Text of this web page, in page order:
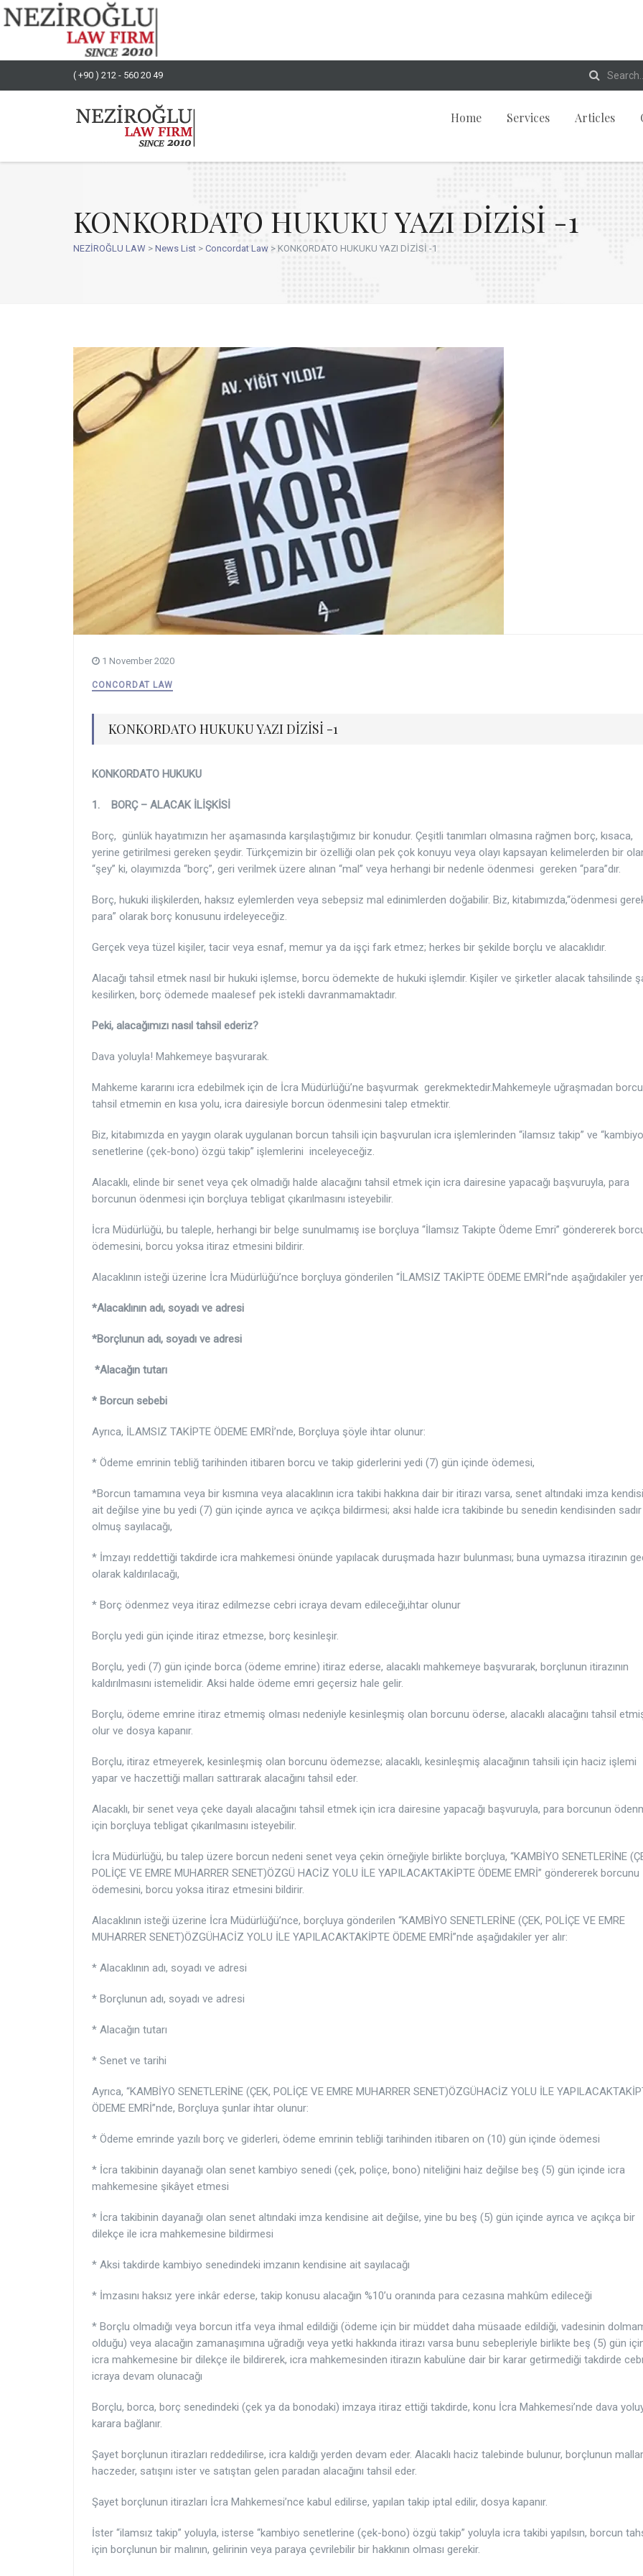
( +90 ) 212 - 560 20 49
Home Services Articles
KONKORDATO HUKUKU YAZI DİZİSİ -1
NEZİROĞLU LAW > News List > Concordat Law > KONKORDATO HUKUKU YAZI DİZİSİ -1
1 November 2020
CONCORDAT LAW
KONKORDATO HUKUKU YAZI DİZİSİ -1
KONKORDATO HUKUKU
1. BORÇ – ALACAK İLİŞKİSİ
Borç, günlük hayatımızın her aşamasında karşılaştığımız bir konudur. Çeşitli tanımları olmasına rağmen borç, kısaca,
yerine getirilmesi gereken şeydir. Türkçemizin bir özelliği olan pek çok konuyu veya olayı kapsayan kelimelerden bir
“şey” ki, olayımızda “borç”, geri verilmek üzere alınan “mal” veya herhangi bir nedenle ödenmesi gereken “para”dır.
Borç, hukuki ilişkilerden, haksız eylemlerden veya sebepsiz mal edinimlerden doğabilir. Biz, kitabımızda,“ödenmesi
para” olarak borç konusunu irdeleyeceğiz.
Gerçek veya tüzel kişiler, tacir veya esnaf, memur ya da işçi fark etmez; herkes bir şekilde borçlu ve alacaklıdır.
Alacağı tahsil etmek nasıl bir hukuki işlemse, borcu ödemekte de hukuki işlemdir. Kişiler ve şirketler alacak tahsilinde
kesilirken, borç ödemede maalesef pek istekli davranmamaktadır.
Peki, alacağımızı nasıl tahsil ederiz?
Dava yoluyla! Mahkemeye başvurarak.
Mahkeme kararını icra edebilmek için de İcra Müdürlüğü’ne başvurmak gerekmektedir.Mahkemeyle uğraşmadan borcu
tahsil etmemin en kısa yolu, icra dairesiyle borcun ödenmesini talep etmektir.
Biz, kitabımızda en yaygın olarak uygulanan borcun tahsili için başvurulan icra işlemlerinden “ilamsız takip” ve “kambiyo
senetlerine (çek-bono) özgü takip” işlemlerini inceleyeceğiz.
Alacaklı, elinde bir senet veya çek olmadığı halde alacağını tahsil etmek için icra dairesine yapacağı başvuruyla, para
borcunun ödenmesi için borçluya tebligat çıkarılmasını isteyebilir.
İcra Müdürlüğü, bu taleple, herhangi bir belge sunulmamış ise borçluya “İlamsız Takipte Ödeme Emri” göndererek
ödemesini, borcu yoksa itiraz etmesini bildirir.
Alacaklının isteği üzerine İcra Müdürlüğü’nce borçluya gönderilen “İLAMSIZ TAKİPTE ÖDEME EMRİ”nde aşağıdakiler yer
*Alacaklının adı, soyadı ve adresi
*Borçlunun adı, soyadı ve adresi
*Alacağın tutarı
* Borcun sebebi
Ayrıca, İLAMSIZ TAKİPTE ÖDEME EMRİ’nde, Borçluya şöyle ihtar olunur:
* Ödeme emrinin tebliğ tarihinden itibaren borcu ve takip giderlerini yedi (7) gün içinde ödemesi,
*Borcun tamamına veya bir kısmına veya alacaklının icra takibi hakkına dair bir itirazı varsa, senet altındaki imza
ait değilse yine bu yedi (7) gün içinde ayrıca ve açıkça bildirmesi; aksi halde icra takibinde bu senedin kendisinden sadır
olmuş sayılacağı,
* İmzayı reddettiği takdirde icra mahkemesi önünde yapılacak duruşmada hazır bulunması; buna uymazsa itirazının
olarak kaldırılacağı,
* Borç ödenmez veya itiraz edilmezse cebri icraya devam edileceği,ihtar olunur
Borçlu yedi gün içinde itiraz etmezse, borç kesinleşir.
Borçlu, yedi (7) gün içinde borca (ödeme emrine) itiraz ederse, alacaklı mahkemeye başvurarak, borçlunun itirazının
kaldırılmasını istemelidir. Aksi halde ödeme emri geçersiz hale gelir.
Borçlu, ödeme emrine itiraz etmemiş olması nedeniyle kesinleşmiş olan borcunu öderse, alacaklı alacağını tahsil
olur ve dosya kapanır.
Borçlu, itiraz etmeyerek, kesinleşmiş olan borcunu ödemezse; alacaklı, kesinleşmiş alacağının tahsili için haciz işlemi
yapar ve haczettiği malları sattırarak alacağını tahsil eder.
Alacaklı, bir senet veya çeke dayalı alacağını tahsil etmek için icra dairesine yapacağı başvuruyla, para borcunun
için borçluya tebligat çıkarılmasını isteyebilir.
İcra Müdürlüğü, bu talep üzere borcun nedeni senet veya çekin örneğiyle birlikte borçluya, “KAMBİYO SENETLERİNE
POLİÇE VE EMRE MUHARRER SENET)ÖZGÜ HACİZ YOLU İLE YAPILACAKTAKİPTE ÖDEME EMRİ” göndererek borcunu
ödemesini, borcu yoksa itiraz etmesini bildirir.
Alacaklının isteği üzerine İcra Müdürlüğü’nce, borçluya gönderilen “KAMBİYO SENETLERİNE (ÇEK, POLİÇE VE EMRE
MUHARRER SENET)ÖZGÜHACİZ YOLU İLE YAPILACAKTAKİPTE ÖDEME EMRİ”nde aşağıdakiler yer alır:
* Alacaklının adı, soyadı ve adresi
* Borçlunun adı, soyadı ve adresi
* Alacağın tutarı
* Senet ve tarihi
Ayrıca, “KAMBİYO SENETLERİNE (ÇEK, POLİÇE VE EMRE MUHARRER SENET)ÖZGÜHACİZ YOLU İLE
ÖDEME EMRİ”nde, Borçluya şunlar ihtar olunur:
* Ödeme emrinde yazılı borç ve giderleri, ödeme emrinin tebliği tarihinden itibaren on (10) gün içinde ödemesi
* İcra takibinin dayanağı olan senet kambiyo senedi (çek, poliçe, bono) niteliğini haiz değilse beş (5) gün içinde icra
mahkemesine şikâyet etmesi
* İcra takibinin dayanağı olan senet altındaki imza kendisine ait değilse, yine bu beş (5) gün içinde ayrıca ve açıkça bir
dilekçe ile icra mahkemesine bildirmesi
* Aksi takdirde kambiyo senedindeki imzanın kendisine ait sayılacağı
* İmzasını haksız yere inkâr ederse, takip konusu alacağın %10’u oranında para cezasına mahkûm edileceği
* Borçlu olmadığı veya borcun itfa veya ihmal edildiği (ödeme için bir müddet daha müsaade edildiği, vadesinin
olduğu) veya alacağın zamanaşımına uğradığı veya yetki hakkında itirazı varsa bunu sebepleriyle birlikte beş (5) gün
icra mahkemesine bir dilekçe ile bildirerek, icra mahkemesinden itirazın kabulüne dair bir karar getirmediği takdirde
icraya devam olunacağı
Borçlu, borca, borç senedindeki (çek ya da bonodaki) imzaya itiraz ettiği takdirde, konu İcra Mahkemesi’nde dava
karara bağlanır.
Şayet borçlunun itirazları reddedilirse, icra kaldığı yerden devam eder. Alacaklı haciz talebinde bulunur, borçlunun
haczeder, satışını ister ve satıştan gelen paradan alacağını tahsil eder.
Şayet borçlunun itirazları İcra Mahkemesi’nce kabul edilirse, yapılan takip iptal edilir, dosya kapanır.
İster “ilamsız takip” yoluyla, isterse “kambiyo senetlerine (çek-bono) özgü takip” yoluyla icra takibi yapılsın, borcun
için borçlunun bir malının, gelirinin veya paraya çevrilebilir bir hakkının olması gerekir.